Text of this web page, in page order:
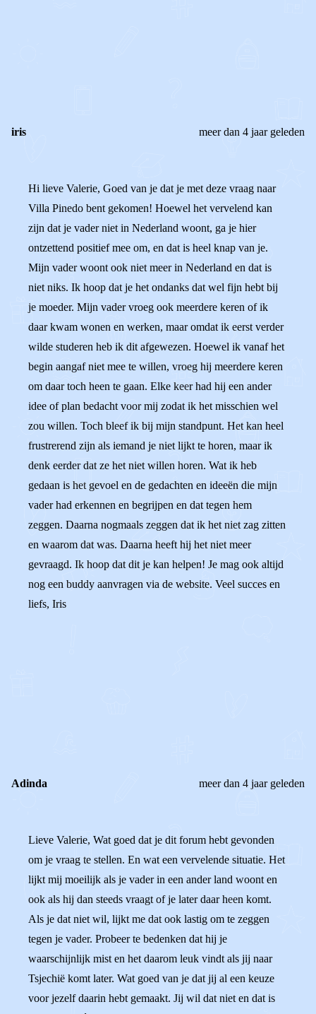
iris meer dan 4 jaar geleden
Hi lieve Valerie, Goed van je dat je met deze vraag naar
Villa Pinedo bent gekomen! Hoewel het vervelend kan
zijn dat je vader niet in Nederland woont, ga je hier
ontzettend positief mee om, en dat is heel knap van je.
Mijn vader woont ook niet meer in Nederland en dat is
niet niks. Ik hoop dat je het ondanks dat wel fijn hebt bij
je moeder. Mijn vader vroeg ook meerdere keren of ik
daar kwam wonen en werken, maar omdat ik eerst verder
wilde studeren heb ik dit afgewezen. Hoewel ik vanaf het
begin aangaf niet mee te willen, vroeg hij meerdere keren
om daar toch heen te gaan. Elke keer had hij een ander
idee of plan bedacht voor mij zodat ik het misschien wel
zou willen. Toch bleef ik bij mijn standpunt. Het kan heel
frustrerend zijn als iemand je niet lijkt te horen, maar ik
denk eerder dat ze het niet willen horen. Wat ik heb
gedaan is het gevoel en de gedachten en ideeën die mijn
vader had erkennen en begrijpen en dat tegen hem
zeggen. Daarna nogmaals zeggen dat ik het niet zag zitten
en waarom dat was. Daarna heeft hij het niet meer
gevraagd. Ik hoop dat dit je kan helpen! Je mag ook altijd
nog een buddy aanvragen via de website. Veel succes en
liefs, Iris
Adinda meer dan 4 jaar geleden
Lieve Valerie, Wat goed dat je dit forum hebt gevonden
om je vraag te stellen. En wat een vervelende situatie. Het
lijkt mij moeilijk als je vader in een ander land woont en
ook als hij dan steeds vraagt of je later daar heen komt.
Als je dat niet wil, lijkt me dat ook lastig om te zeggen
tegen je vader. Probeer te bedenken dat hij je
waarschijnlijk mist en het daarom leuk vindt als jij naar
Tsjechië komt later. Wat goed van je dat jij al een keuze
voor jezelf daarin hebt gemaakt. Jij wil dat niet en dat is